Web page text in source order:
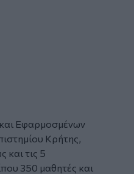
Εφαρμοσμένων
Κρήτης,
και τις 5
350 μαθητές και